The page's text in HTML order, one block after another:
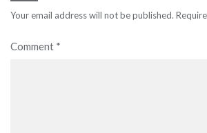
Your email address will not be published.
Comment *